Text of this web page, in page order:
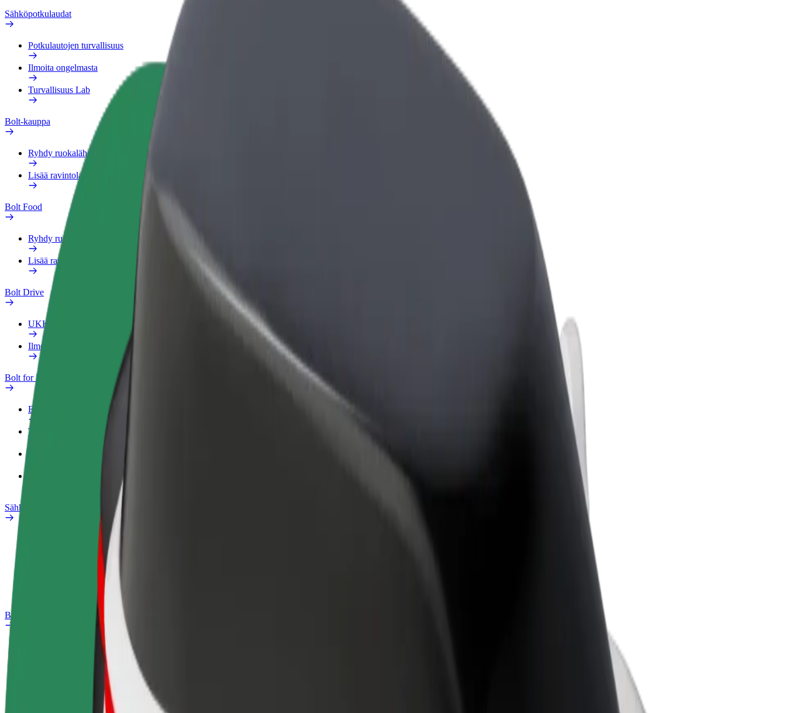
Sähköpotkulaudat
Potkulautojen turvallisuus
Ilmoita ongelmasta
Turvallisuus Lab
Bolt-kauppa
Ryhdy ruokalähetiksi
Lisää ravintola tai kauppa
Bolt Food
Ryhdy ruokalähetiksi
Lisää ravintola tai kauppa
Bolt Drive
UKK
Ilmoita ajoneuvosta
Bolt for Business
Edut
Työprofiili
Sähköpyörät
Usein kysytyt kysymykset
Bolt Plus
Usein kysytyt kysymykset